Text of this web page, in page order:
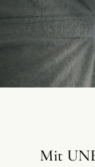
Mit